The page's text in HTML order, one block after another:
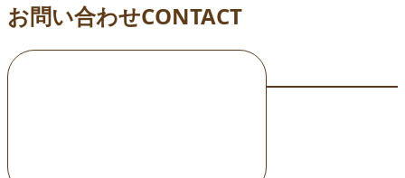
お問い合わせCONTACT